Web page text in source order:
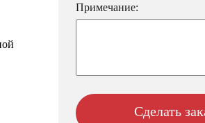
Примечание: